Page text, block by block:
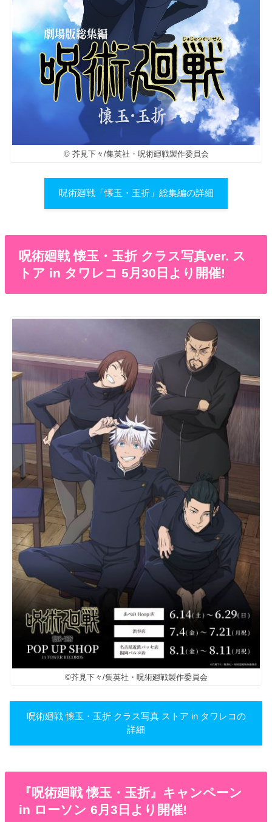
© 芥見下々/集英社・呪術廻戦製作委員会
呪術廻戦「懐玉・玉折」総集編の詳細
呪術廻戦 懐玉・玉折 クラス写真ver. ス
トア in タワレコ 5月30日より開催!
©芥見下々/集英社・呪術廻戦製作委員会
呪術廻戦 懐玉・玉折 クラス写真 ストア in タワレコの
詳細
『呪術廻戦 懐玉・玉折』キャンペーン
in ローソン 6月3日より開催!